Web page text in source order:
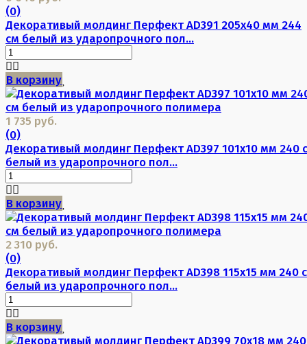
(0)
Декоративый молдинг Перфект AD391 205х40 мм 244
см белый из ударопрочного пол...
В корзину
1 735 руб.
(0)
Декоративый молдинг Перфект AD397 101х10 мм 240
белый из ударопрочного пол...
В корзину
2 310 руб.
(0)
Декоративый молдинг Перфект AD398 115х15 мм 240
белый из ударопрочного пол...
В корзину